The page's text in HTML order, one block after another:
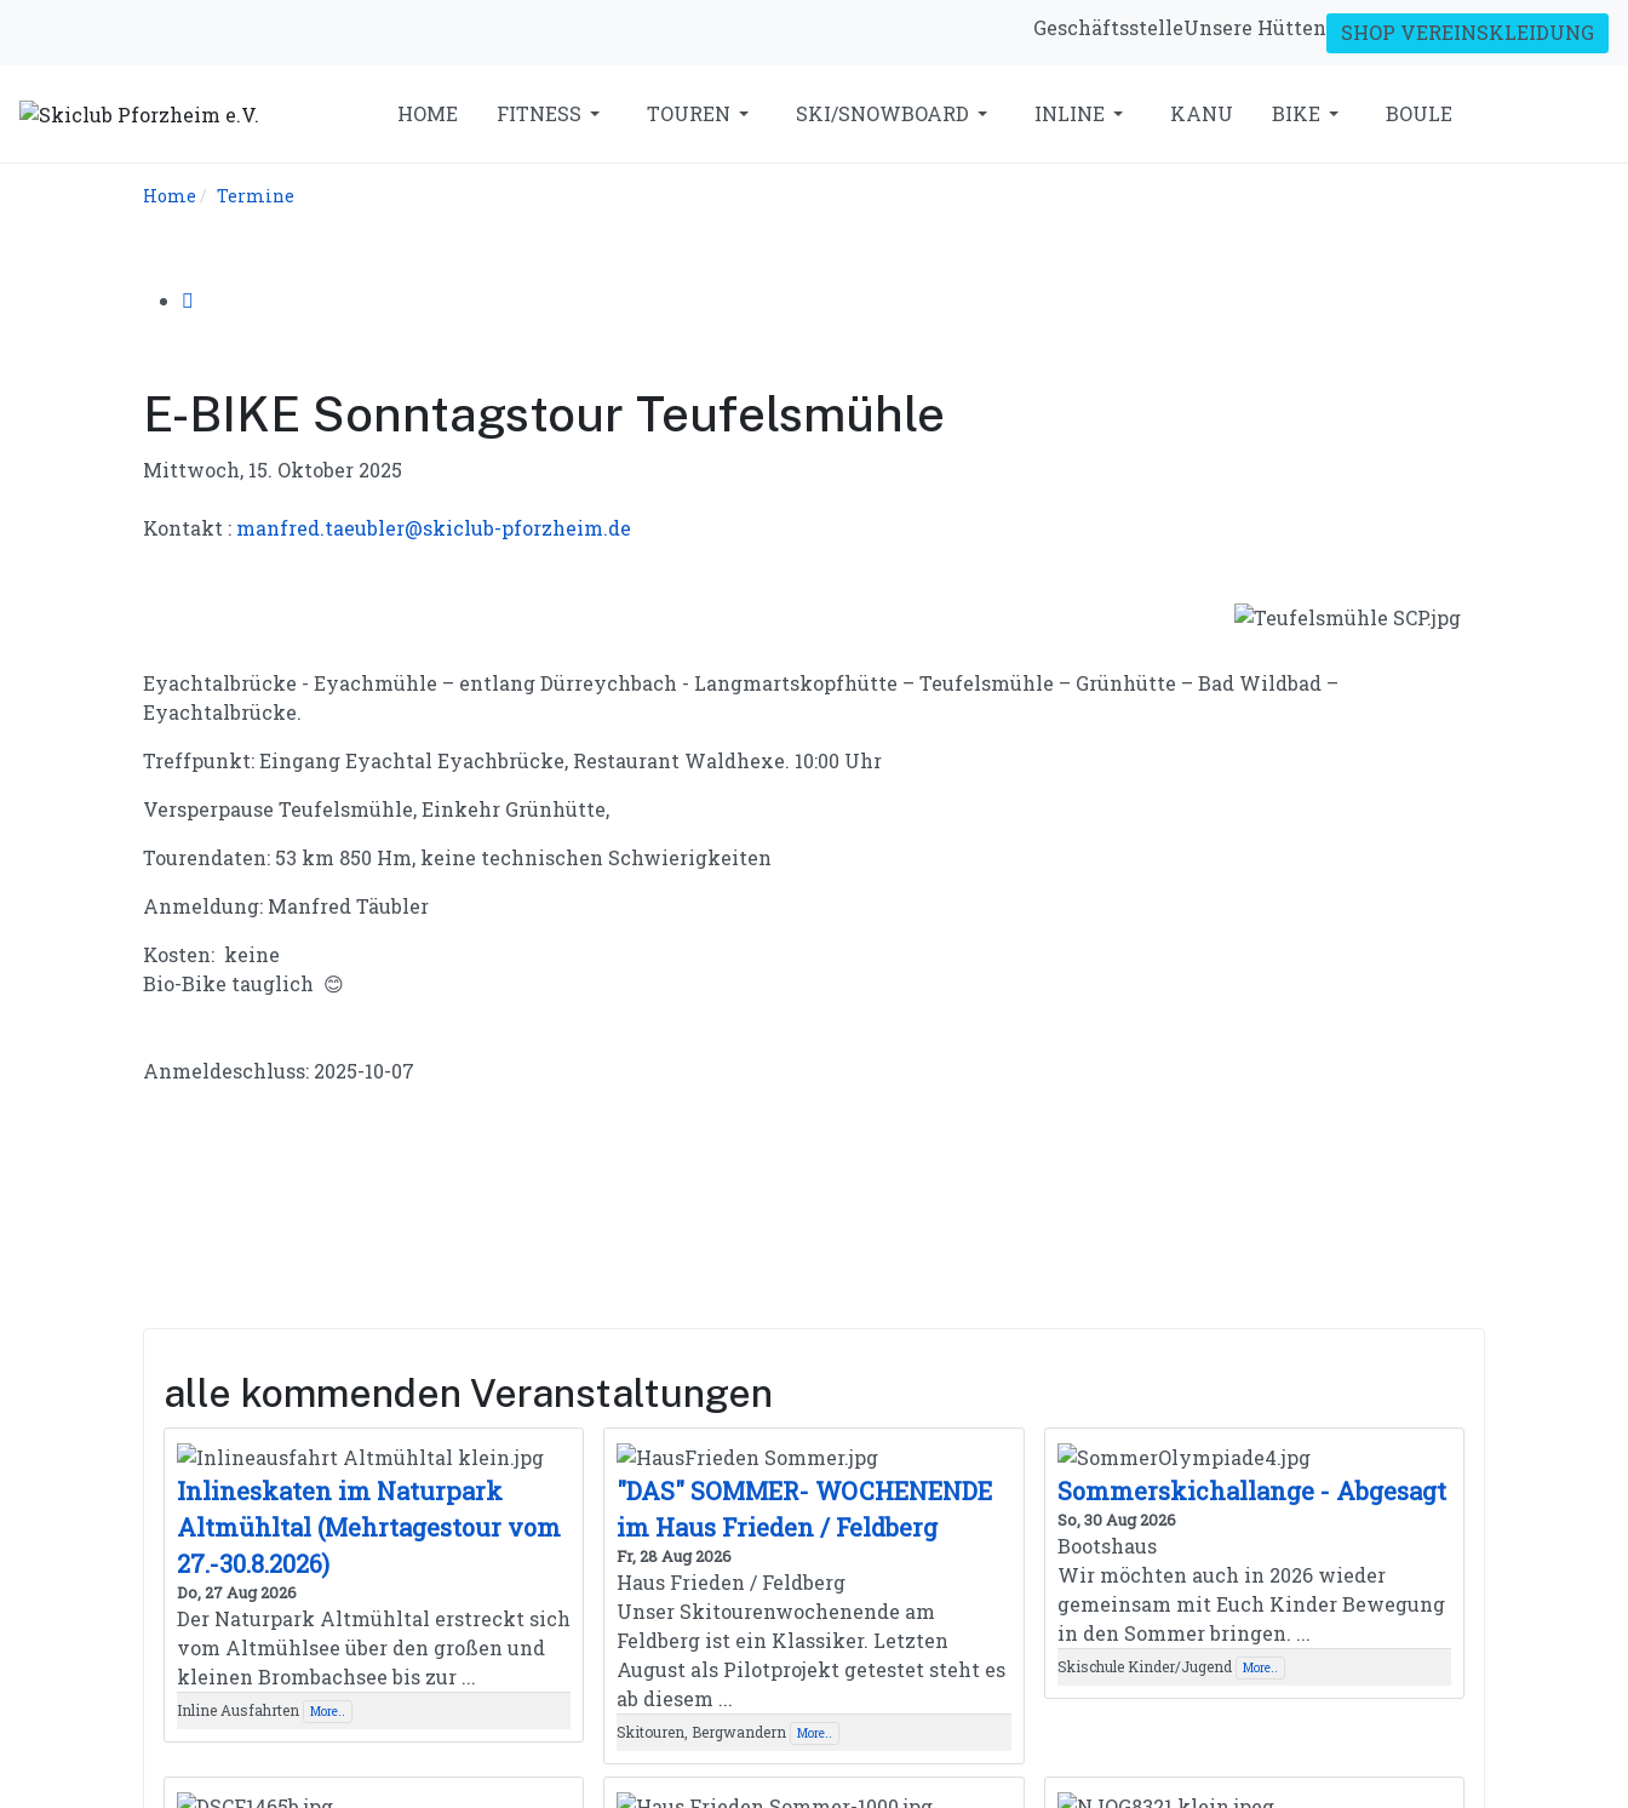
GeschäftsstelleUnsere Hütten SHOP VEREINSKLEIDUNG
HOME FITNESS TOUREN SKI/SNOWBOARD INLINE KANU BIKE BOULE
Home Termine
E-BIKE Sonntagstour Teufelsmühle
Mittwoch, 15. Oktober 2025
Kontakt : manfred.taeubler@skiclub-pforzheim.de
Eyachtalbrücke - Eyachmühle – entlang Dürreychbach - Langmartskopfhütte – Teufelsmühle – Grünhütte – Bad Wildbad –
Eyachtalbrücke.
Treffpunkt: Eingang Eyachtal Eyachbrücke, Restaurant Waldhexe. 10:00 Uhr
Versperpause Teufelsmühle, Einkehr Grünhütte,
Tourendaten: 53 km 850 Hm, keine technischen Schwierigkeiten
Anmeldung: Manfred Täubler
Kosten: keine
Bio-Bike tauglich 😊
Anmeldeschluss: 2025-10-07
alle kommenden Veranstaltungen
Inlineskaten im Naturpark
Altmühltal (Mehrtagestour vom
27.-30.8.2026)
Do, 27 Aug 2026
Der Naturpark Altmühltal erstreckt sich
vom Altmühlsee über den großen und
kleinen Brombachsee bis zur ...
Inline Ausfahrten More..
"DAS" SOMMER- WOCHENENDE
im Haus Frieden / Feldberg
Fr, 28 Aug 2026
Haus Frieden / Feldberg
Unser Skitourenwochenende am
Feldberg ist ein Klassiker. Letzten
August als Pilotprojekt getestet steht es
ab diesem ...
Skitouren, Bergwandern More..
Sommerskichallange - Abgesagt
So, 30 Aug 2026
Bootshaus
Wir möchten auch in 2026 wieder
gemeinsam mit Euch Kinder Bewegung
in den Sommer bringen. ...
Skischule Kinder/Jugend More..